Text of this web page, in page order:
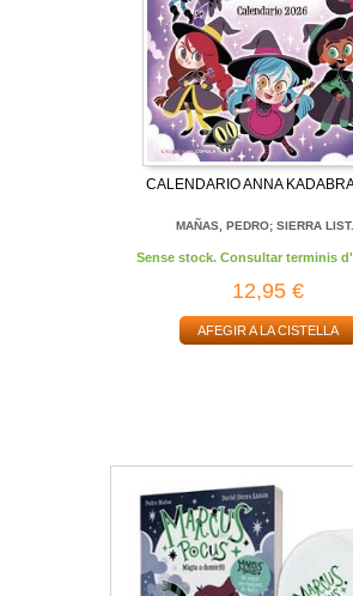
CALENDARIO ANNA
MAÑAS, PEDRO; SIERRA LIST...
Sense stock. Consultar terminis
12,95 €
AFEGIR A LA CISTELLA